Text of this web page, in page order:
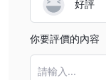
好評
你要評價的內容
請輸入...